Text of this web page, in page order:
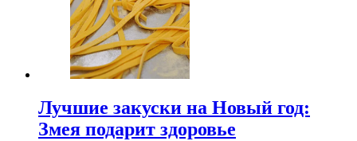
Лучшие закуски на Новый год:
Змея подарит здоровье